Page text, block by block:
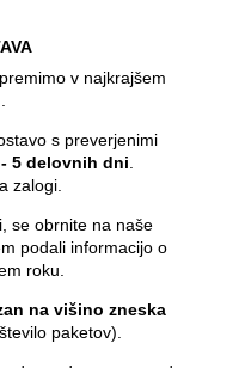
v najkrajšem
s preverjenimi
5 delovnih dni
zalogi.
se obrnite na naše
podali informacijo o
roku.
na višino zneska
paketov).